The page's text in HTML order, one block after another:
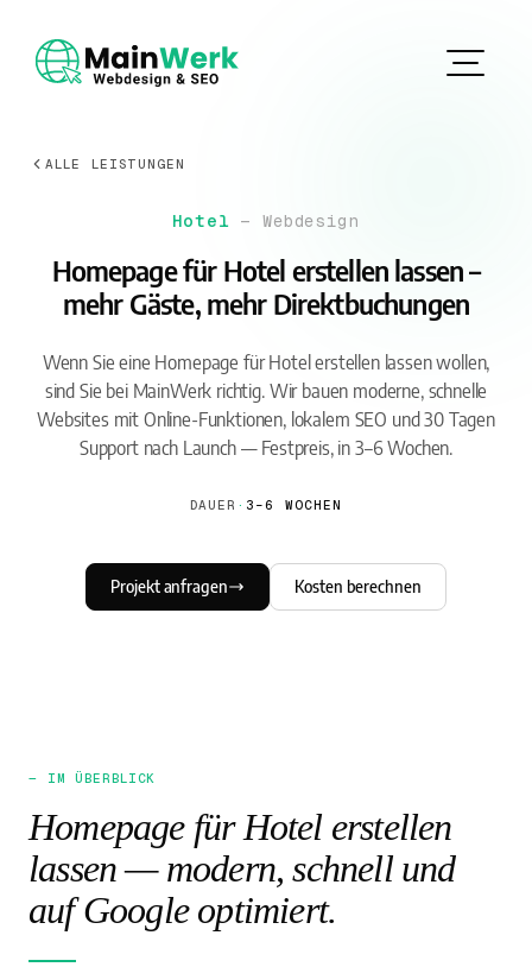
ALLE LEISTUNGEN
Hotel — Webdesign
Homepage für Hotel erstellen lassen –
mehr Gäste, mehr Direktbuchungen
Wenn Sie eine Homepage für Hotel erstellen lassen wollen,
sind Sie bei MainWerk richtig. Wir bauen moderne, schnelle
Websites mit Online-Funktionen, lokalem SEO und 30 Tagen
Support nach Launch — Festpreis, in 3–6 Wochen.
DAUER · 3–6 WOCHEN
Projekt anfragen Kosten berechnen
— IM ÜBERBLICK
Homepage für Hotel erstellen
lassen — modern, schnell und
auf Google optimiert.